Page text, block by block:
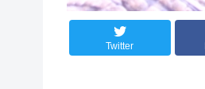
Twitter